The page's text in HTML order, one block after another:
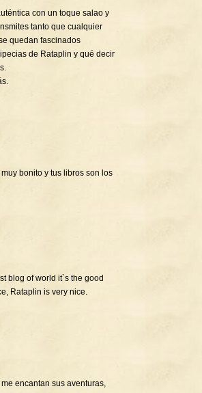
con un toque salao y
tanto que cualquier
quedan fascinados
de Rataplin y qué decir
bonito y tus libros son los
blog of world it`s the good
Rataplin is very nice.
encantan sus aventuras,